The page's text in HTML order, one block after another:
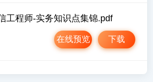
工程师-实务知识点集锦.pdf
下载
在线预览